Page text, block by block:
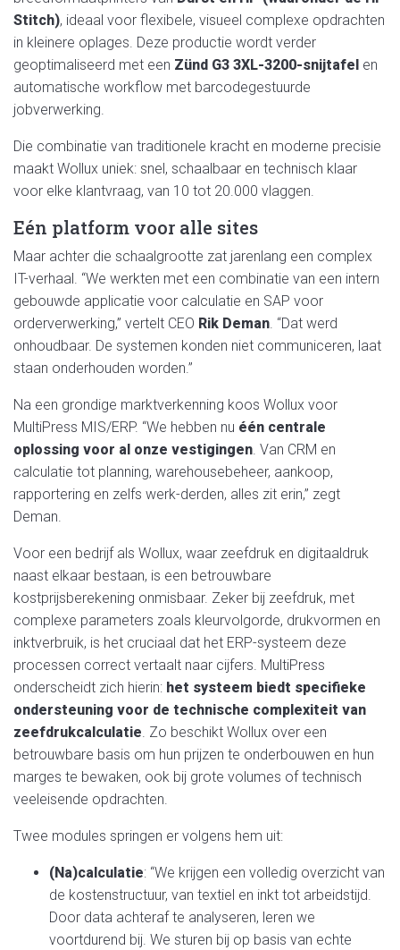
Stitch), ideaal voor flexibele, visueel complexe opdrachten
in kleinere oplages. Deze productie wordt verder
geoptimaliseerd met een Zünd G3 3XL-3200-snijtafel en
automatische workflow met barcodegestuurde
jobverwerking.
Die combinatie van traditionele kracht en moderne precisie
maakt Wollux uniek: snel, schaalbaar en technisch klaar
voor elke klantvraag, van 10 tot 20.000 vlaggen.
Eén platform voor alle sites
Maar achter die schaalgrootte zat jarenlang een complex
IT-verhaal. “We werkten met een combinatie van een intern
gebouwde applicatie voor calculatie en SAP voor
orderverwerking,” vertelt CEO Rik Deman. “Dat werd
onhoudbaar. De systemen konden niet communiceren, laat
staan onderhouden worden.”
Na een grondige marktverkenning koos Wollux voor
MultiPress MIS/ERP. “We hebben nu één centrale
oplossing voor al onze vestigingen. Van CRM en
calculatie tot planning, warehousebeheer, aankoop,
rapportering en zelfs werk-derden, alles zit erin,” zegt
Deman.
Voor een bedrijf als Wollux, waar zeefdruk en digitaaldruk
naast elkaar bestaan, is een betrouwbare
kostprijsberekening onmisbaar. Zeker bij zeefdruk, met
complexe parameters zoals kleurvolgorde, drukvormen en
inktverbruik, is het cruciaal dat het ERP-systeem deze
processen correct vertaalt naar cijfers. MultiPress
onderscheidt zich hierin: het systeem biedt specifieke
ondersteuning voor de technische complexiteit van
zeefdrukcalculatie. Zo beschikt Wollux over een
betrouwbare basis om hun prijzen te onderbouwen en hun
marges te bewaken, ook bij grote volumes of technisch
veeleisende opdrachten.
Twee modules springen er volgens hem uit:
(Na)calculatie: “We krijgen een volledig overzicht van
de kostenstructuur, van textiel en inkt tot arbeidstijd.
Door data achteraf te analyseren, leren we
voortdurend bij. We sturen bij op basis van echte